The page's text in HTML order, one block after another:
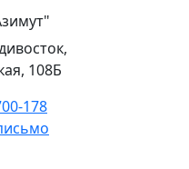
108Б
178